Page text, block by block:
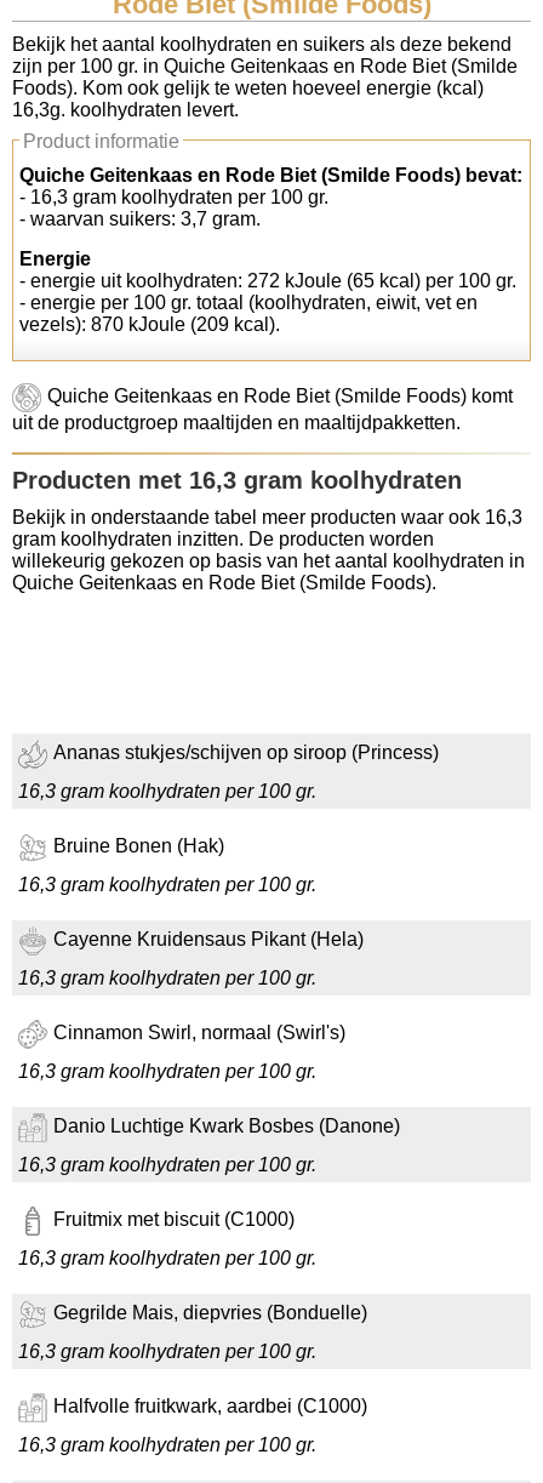
Koolhydraten tellen
Links
Bekijk het aantal koolhydraten en suikers als deze bekend
zijn per 100 gr. in Quiche Geitenkaas en Rode Biet (Smilde
Foods). Kom ook gelijk te weten hoeveel energie (kcal)
16,3g. koolhydraten levert.
Product informatie
Quiche Geitenkaas en Rode Biet (Smilde Foods) bevat:
- 16,3 gram koolhydraten per 100 gr.
- waarvan suikers: 3,7 gram.
Energie
- energie uit koolhydraten: 272 kJoule (65 kcal) per 100 gr.
- energie per 100 gr. totaal (koolhydraten, eiwit, vet en
vezels): 870 kJoule (209 kcal).
Quiche Geitenkaas en Rode Biet (Smilde Foods) komt
uit de productgroep maaltijden en maaltijdpakketten.
Producten met 16,3 gram koolhydraten
Bekijk in onderstaande tabel meer producten waar ook 16,3
gram koolhydraten inzitten. De producten worden
willekeurig gekozen op basis van het aantal koolhydraten in
Quiche Geitenkaas en Rode Biet (Smilde Foods).
Ananas stukjes/schijven op siroop (Princess)
16,3 gram koolhydraten per 100 gr.
Bruine Bonen (Hak)
16,3 gram koolhydraten per 100 gr.
Cayenne Kruidensaus Pikant (Hela)
16,3 gram koolhydraten per 100 gr.
Cinnamon Swirl, normaal (Swirl's)
16,3 gram koolhydraten per 100 gr.
Danio Luchtige Kwark Bosbes (Danone)
16,3 gram koolhydraten per 100 gr.
Fruitmix met biscuit (C1000)
16,3 gram koolhydraten per 100 gr.
Gegrilde Mais, diepvries (Bonduelle)
16,3 gram koolhydraten per 100 gr.
Halfvolle fruitkwark, aardbei (C1000)
16,3 gram koolhydraten per 100 gr.